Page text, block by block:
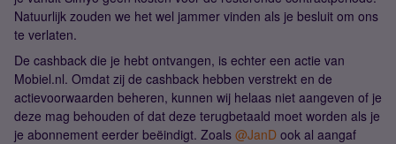
Natuurlijk zouden we het wel jammer vinden als je besluit om ons
te verlaten.
De cashback die je hebt ontvangen, is echter een actie van
Mobiel.nl. Omdat zij de cashback hebben verstrekt en de
actievoorwaarden beheren, kunnen wij helaas niet aangeven of je
deze mag behouden of dat deze terugbetaald moet worden als je
je abonnement eerder beëindigt. Zoals ​ @JanD ook al aangaf